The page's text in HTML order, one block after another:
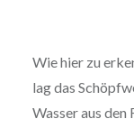
Wie hier zu
lag das
Wasser aus